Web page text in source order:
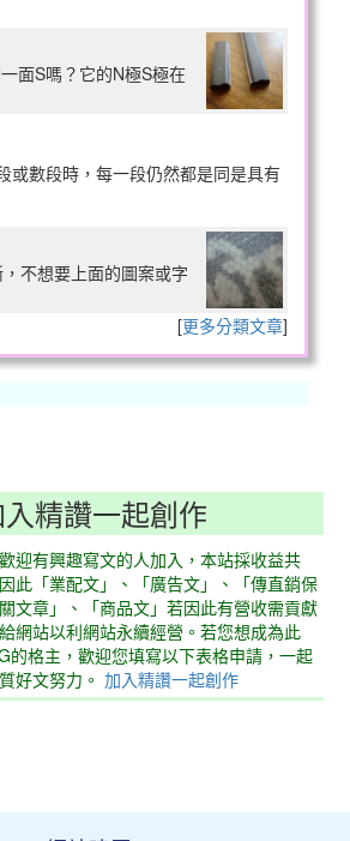
面S嗎？它的N極S極在
或數段時，每一段仍然都是同是具有
不想要上面的圖案或字
[更多分類文章]
精讚一起創作
迎有興趣寫文的人加入，本站採收益共
此「業配文」、「廣告文」、「傳直銷保
文章」、「商品文」若因此有營收需貢獻
網站以利網站永續經營。若您想成為此
的格主，歡迎您填寫以下表格申請，一起
好文努力。 加入精讚一起創作